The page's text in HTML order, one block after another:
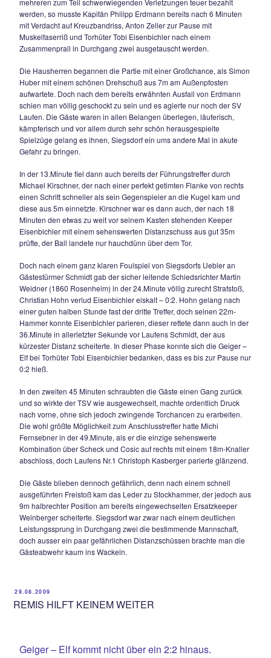
schwierigen Bedingungen trennten sich der gastgebende
Siegsdorf von der DJK Otting 1:1. Beide Teams taten sich
gesamten 90 Minuten äußerst schwer, Kampf regierte.
Durchgang eins, als Simon Huber nach schöner Vorarbeit
Wittmann völlig freistehend aus 10m flach an Gästekeeper
scheiterte. Der TSV versuchte gleich nachzulegen,
Drehschuß aus 11m zwei Minuten später parierte erneut
Schlussmann. Kurz darauf tauchten die Gäste, die sich
ihre Kontertaktik verließen, erstmals in der gegnerischen
Das Spiel verflachte dann aber zusehends, viele
Zufallsprodukte prägten das Geschehen. Es verstrich
der TSV in der 37.Minute wieder am Drücker war, doch
verzieht nach einer schönen Einzelaktion aus gut 20m
Minuten später erreichte ein schnell ausgeführter Knerr –
Frauendienst, der den bereits herauseilenden Frisch
geistesgegenwärtig überlupfte, aber der Ball landete nur
Tornetz. Schiedsrichter Udo Dengel (FC Traunreut) bat
an diesem kalten Herbsttag wohlverdienten Pausentee.
Beide Mannschaften kamen unverändert aus der Kabine,
aber bis zur 57.Minute, als es endlich wieder gefährlich
klingelte es dann aber schon im Ottinger Kasten. Thomas
und zog per Dropkick aus gut 25m ab, Seppi Frisch machte
sehr unglückliche Figur, als ihm das bereits sicher
durch die Beine glitt und das Spielgerät langsam über die
nicht unverdienten 1:0 kullerte. Doch diese hielt genau 4
denn Ottings Wolfgang Gabler bestrafte die Fahrlässigkeit in
Siegsdorfs Hintermannschaft gnadenlos und besorgte mit
sehenswerten Kopfballlupfer aus 10m ins lange Eck den
schmeichelhaften 1:1 – Ausgleich.
Zwar behielt der TSV auch weiterhin die Partie meist unter
es fehlte aber im Abschluss immer ein „Quentchen“, sei es
Frisch, das eigene Unvermögen oder auch das Aluminium,
So richtig turbulent wurde es erst in der Schlussphase, so
zunächst Ottings Bösch (wiederholtes Foulspiel) und kurz
Und 91.Minute eine Dreifachchance. Rupert Knerr hätte